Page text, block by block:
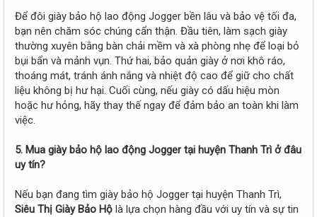
Để đôi giày bảo hộ lao động Jogger bền lâu và bảo vệ tối đa,
bạn nên chăm sóc chúng cẩn thận. Đầu tiên, làm sạch giày
thường xuyên bằng bàn chải mềm và xà phòng nhẹ để loại bỏ
bụi bẩn và mảnh vụn. Thứ hai, bảo quản giày ở nơi khô ráo,
thoáng mát, tránh ánh nắng và nhiệt độ cao để giữ cho chất
liệu không bị hư hại. Cuối cùng, nếu giày có dấu hiệu mòn
hoặc hư hỏng, hãy thay thế ngay để đảm bảo an toàn khi làm
việc.
5. Mua giày bảo hộ lao động Jogger tại huyện Thanh Trì ở đâu
uy tín?
Nếu bạn đang tìm giày bảo hộ Jogger tại huyện Thanh Trì,
Siêu Thị Giày Bảo Hộ là lựa chọn hàng đầu với uy tín và sự tin